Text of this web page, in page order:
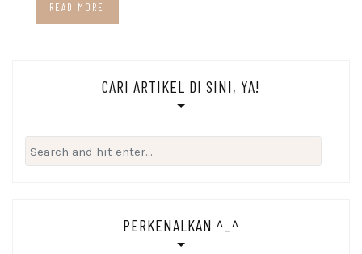
READ MORE
CARI ARTIKEL DI SINI, YA!
Search
for:
PERKENALKAN ^_^